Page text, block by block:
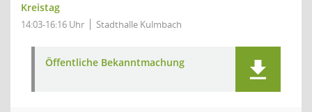
Kreistag
14:03-16:16 Uhr Stadthalle Kulmbach
Öffentliche Bekanntmachung